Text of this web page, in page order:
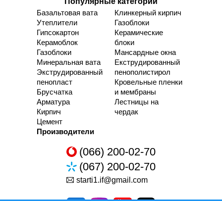
Базальтовая вата
Утеплители
Гипсокартон
Керамоблок
Газоблоки
Минеральная вата
Экструдированный
пенопласт
Брусчатка
Арматура
Кирпич
Цемент
Клинкерный кирпич
Газоблоки
Керамические
блоки
Мансардные окна
Екструдированный
пенополистирол
Кровельные пленки
и мембраны
Лестницы на
чердак
Производители
(066) 200-02-70
(067) 200-02-70
starti1.if@gmail.com